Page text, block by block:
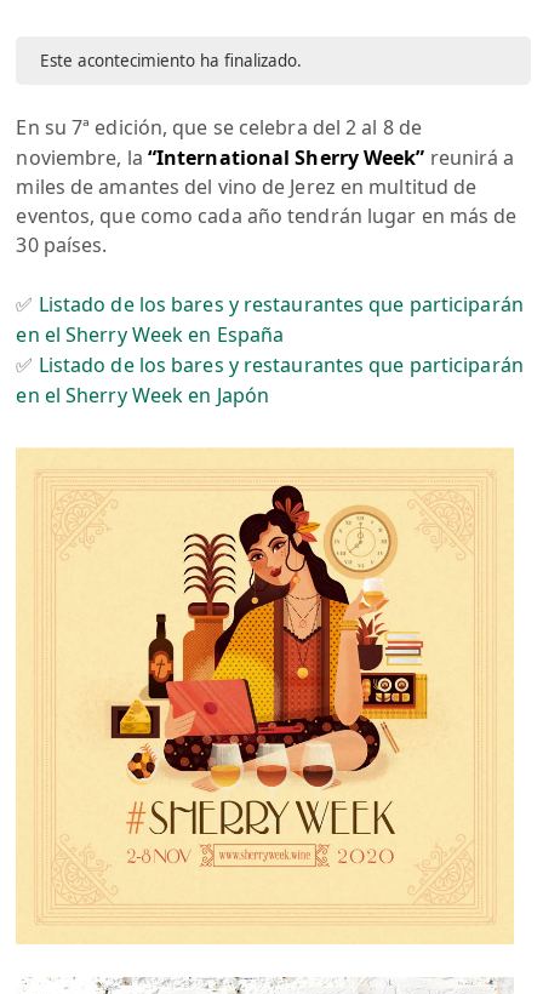
Este acontecimiento ha finalizado.
En su 7ª edición, que se celebra del 2 al 8 de
noviembre, la “International Sherry Week” reunirá a
miles de amantes del vino de Jerez en multitud de
eventos, que como cada año tendrán lugar en más de
30 países.
✅ Listado de los bares y restaurantes que participarán
en el Sherry Week en España
✅ Listado de los bares y restaurantes que participarán
en el Sherry Week en Japón